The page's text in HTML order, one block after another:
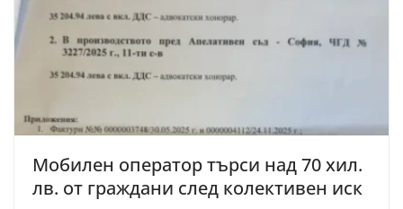
Мобилен оператор търси над 70 хил.
лв. от граждани след колективен иск